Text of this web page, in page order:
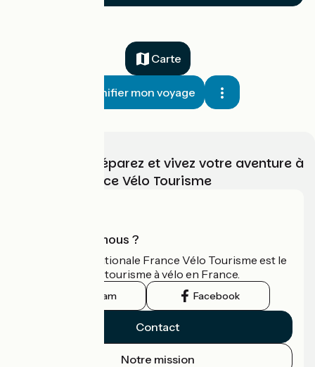
Carte
Planifier mon voyage
Choisissez, préparez et vivez votre aventure à
vélo avec France Vélo Tourisme
Qui sommes-nous ?
L'association nationale France Vélo Tourisme est le
guide officiel du tourisme à vélo en France.
Instagram Facebook
Contact
Notre mission